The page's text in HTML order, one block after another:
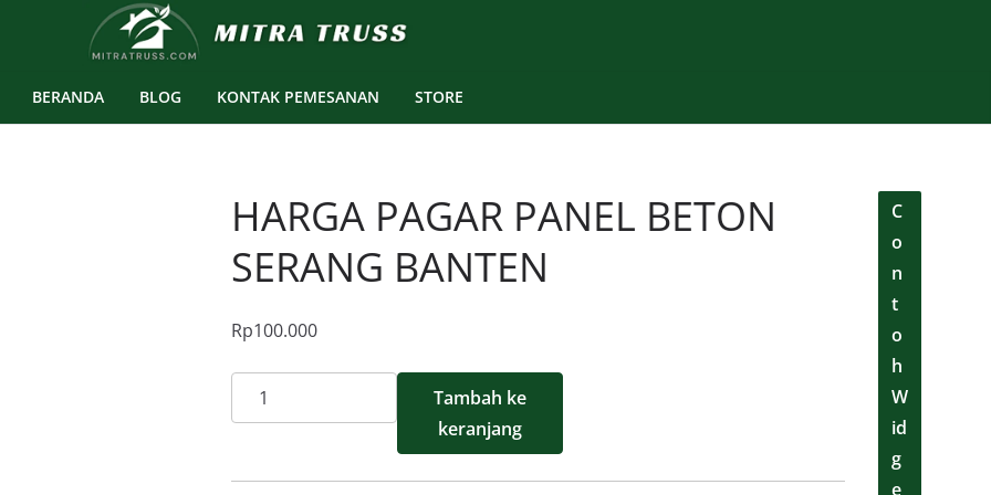
BERANDA BLOG KONTAK PEMESANAN STORE
HARGA PAGAR PANEL BETON
SERANG BANTEN
Rp100.000
Kuantitas
Harga
Panel
Tambah ke
keranjang
C
o
n
t
o
h
W
id
g
e